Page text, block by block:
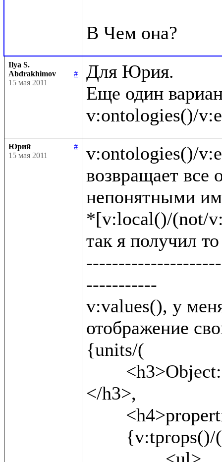
Ilya S.
Abdrakhimov
#
15 мая 2011
Для Юрия.
Еще один
Юрий
#
15 мая 2011
v:ontologies()/
возвращает все
непонятными
*[v:local()/(not/
так я получил
-----------
v:values(), у
отображение
{units/(
</h3>,